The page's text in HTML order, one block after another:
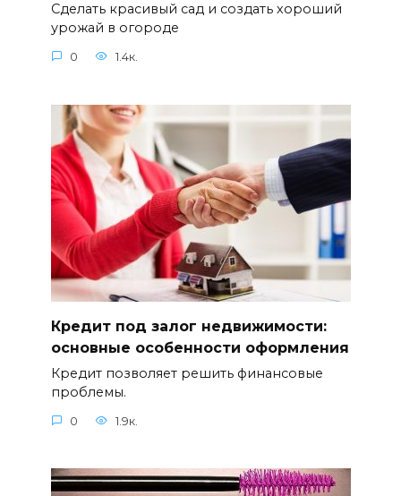
Сделать красивый сад и создать хороший
урожай в огороде
0 1.4к.
Кредит под залог недвижимости:
основные особенности оформления
Кредит позволяет решить финансовые
проблемы.
0 1.9к.